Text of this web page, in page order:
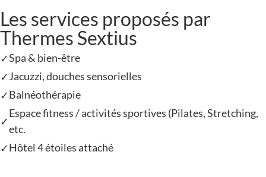
Les services proposés par
Thermes Sextius
✓Spa & bien-être
✓Jacuzzi, douches sensorielles
✓Balnéothérapie
✓
Espace fitness / activités sportives (Pilates, Stretching,
etc.
✓Hôtel 4 étoiles attaché